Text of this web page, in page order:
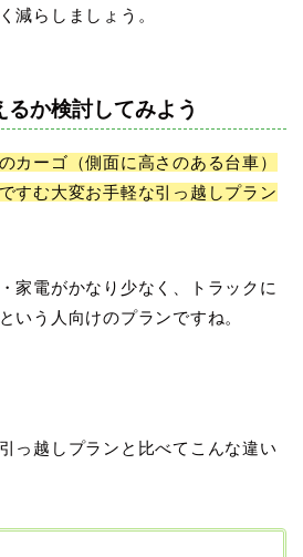
減らしましょう。
か検討してみよう
カーゴ（側面に高さのある台車）
すむ大変お手軽な引っ越しプラン
家電がかなり少なく、トラックに
いう人向けのプランですね。
っ越しプランと比べてこんな違い